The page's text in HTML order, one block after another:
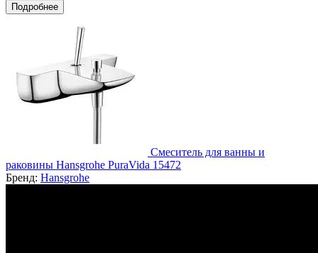
Подробнее
Смеситель для ванны и
раковины Hansgrohe PuraVida 15472
Бренд: Hansgrohe